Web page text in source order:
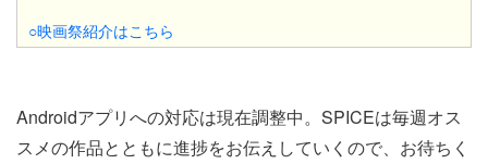
○映画祭紹介はこちら
Androidアプリへの対応は現在調整中。SPICEは毎週オス
スメの作品とともに進捗をお伝えしていくので、お待ちく